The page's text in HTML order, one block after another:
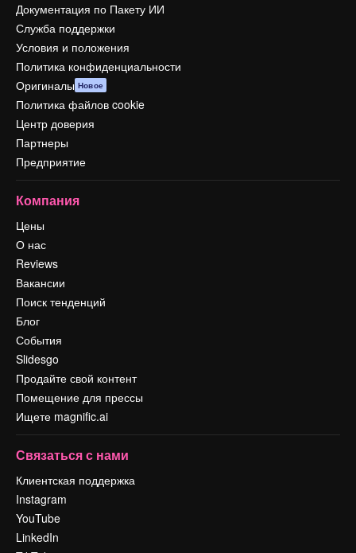
Документация по Пакету ИИ
Служба поддержки
Условия и положения
Политика конфиденциальности
Оригиналы Новое
Политика файлов cookie
Центр доверия
Партнеры
Предприятие
Компания
Цены
О нас
Reviews
Вакансии
Поиск тенденций
Блог
События
Slidesgo
Продайте свой контент
Помещение для прессы
Ищете magnific.ai
Связаться с нами
Клиентская поддержка
Instagram
YouTube
LinkedIn